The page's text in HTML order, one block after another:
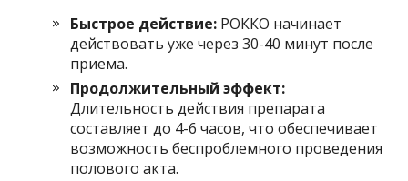
Быстрое действие: РОККО начинает
действовать уже через 30-40 минут после
приема.
Продолжительный эффект:
Длительность действия препарата
составляет до 4-6 часов, что обеспечивает
возможность беспроблемного проведения
полового акта.